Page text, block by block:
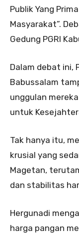
Publik Yang
Masyarakat”.
Gedung PGRI
Dalam debat ini,
Babussalam
unggulan
untuk
Tak hanya itu,
krusial yang
Magetan,
dan stabilitas
Hergunadi
harga pangan